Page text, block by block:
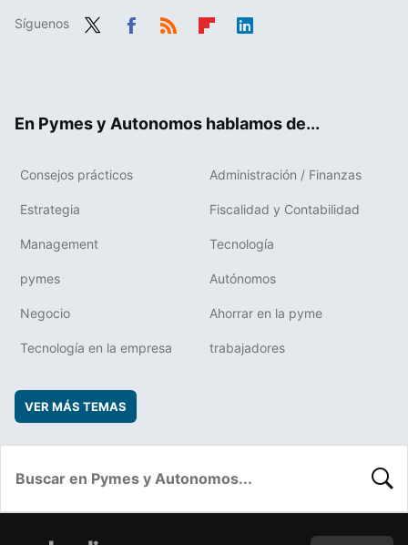
Síguenos
En Pymes y Autonomos hablamos de...
Consejos prácticos Administración / Finanzas
Estrategia Fiscalidad y Contabilidad
Management Tecnología
pymes Autónomos
Negocio Ahorrar en la pyme
Tecnología en la empresa trabajadores
VER MÁS TEMAS